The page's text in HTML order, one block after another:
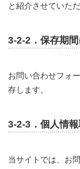
と紹介させていた
3-2-2．保存期
お問い合わせフォ
存します。
3-2-3．個人情
当サイトでは、お